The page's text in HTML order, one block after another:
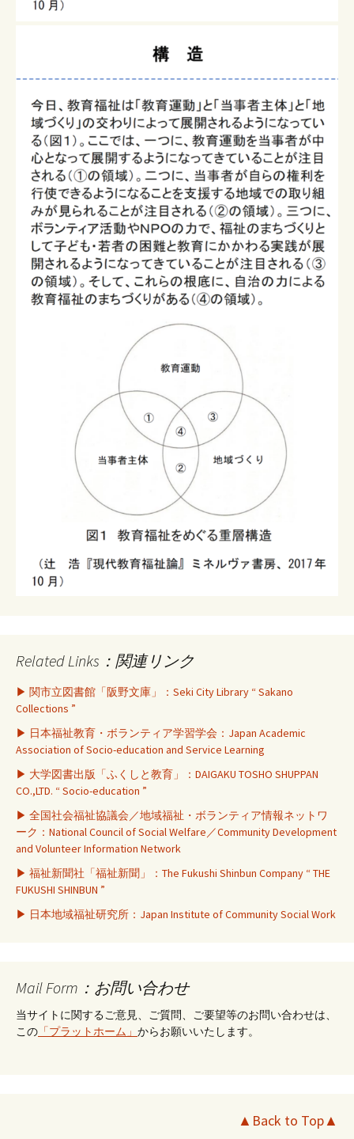
Related Links：関連リンク
▶ 関市立図書館「阪野文庫」：Seki City Library “ Sakano
Collections ”
▶ 日本福祉教育・ボランティア学習学会：Japan Academic
Association of Socio-education and Service Learning
▶ 大学図書出版「ふくしと教育」：DAIGAKU TOSHO SHUPPAN
CO.,LTD. “ Socio-education ”
▶ 全国社会福祉協議会／地域福祉・ボランティア情報ネットワ
ーク：National Council of Social Welfare／Community Development
and Volunteer Information Network
▶ 福祉新聞社「福祉新聞」：The Fukushi Shinbun Company “ THE
FUKUSHI SHINBUN ”
▶ 日本地域福祉研究所：Japan Institute of Community Social Work
Mail Form：お問い合わせ
当サイトに関するご意見、ご質問、ご要望等のお問い合わせは、
この 「プラットホーム」 からお願いいたします。
▲Back to Top▲